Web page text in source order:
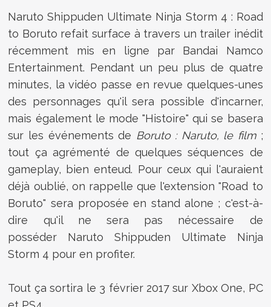
Naruto Shippuden Ultimate Ninja Storm 4 : Road
to Boruto refait surface à travers un trailer inédit
récemment mis en ligne par Bandai Namco
Entertainment. Pendant un peu plus de quatre
minutes, la vidéo passe en revue quelques-unes
des personnages qu'il sera possible d'incarner,
mais également le mode "Histoire" qui se basera
sur les événements de Boruto : Naruto, le film ;
tout ça agrémenté de quelques séquences de
gameplay, bien enteud. Pour ceux qui l'auraient
déjà oublié, on rappelle que l'extension "Road to
Boruto" sera proposée en stand alone ; c'est-à-
dire qu'il ne sera pas nécessaire de
posséder Naruto Shippuden Ultimate Ninja
Storm 4 pour en profiter.
Tout ça sortira le 3 février 2017 sur Xbox One, PC